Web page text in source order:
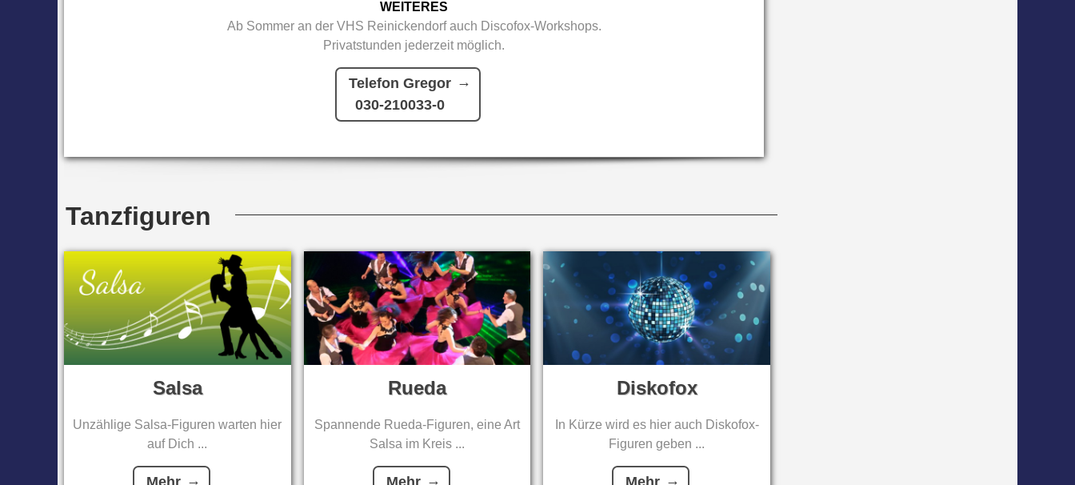
WEITERES
Ab Sommer an der VHS Reinickendorf auch Discofox-Workshops.
Privatstunden jederzeit möglich.
Telefon Gregor
030-210033-0
Tanzfiguren
Salsa
Unzählige Salsa-Figuren warten hier
auf Dich ...
Mehr
Rueda
Spannende Rueda-Figuren, eine Art
Salsa im Kreis ...
Mehr
Diskofox
In Kürze wird es hier auch Diskofox-
Figuren geben ...
Mehr